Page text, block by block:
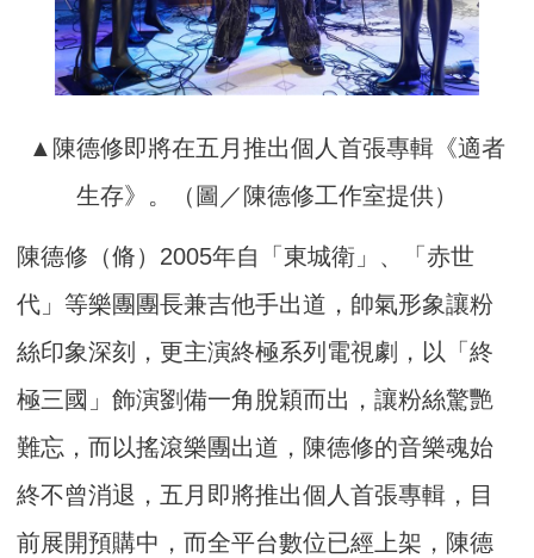
▲陳德修即將在五月推出個人首張專輯《適者
生存》。（圖／陳德修工作室提供）
陳德修（脩）2005年自「東城衛」、「赤世
代」等樂團團長兼吉他手出道，帥氣形象讓粉
絲印象深刻，更主演終極系列電視劇，以「終
極三國」飾演劉備一角脫穎而出，讓粉絲驚艷
難忘，而以搖滾樂團出道，陳德修的音樂魂始
終不曾消退，五月即將推出個人首張專輯，目
前展開預購中，而全平台數位已經上架，陳德